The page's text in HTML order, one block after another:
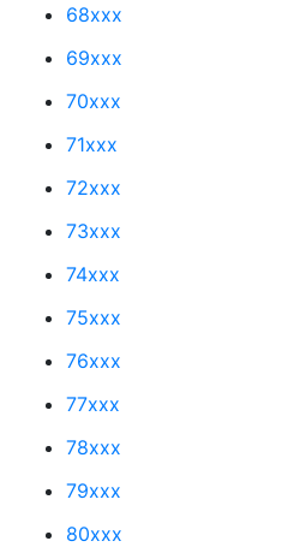
68xxx
69xxx
70xxx
71xxx
72xxx
73xxx
74xxx
75xxx
76xxx
77xxx
78xxx
79xxx
80xxx